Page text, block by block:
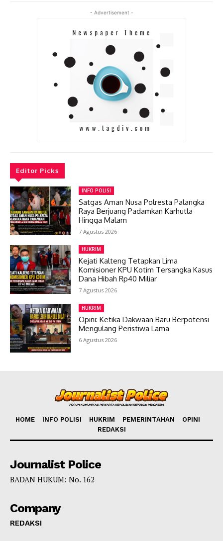
- Advertisement -
Editor Picks
INFO POLISI
Satgas Aman Nusa Polresta Palangka
Raya Berjuang Padamkan Karhutla
Hingga Malam
7 Agustus 2026
HUKRIM
Kejati Kalteng Tetapkan Lima
Komisioner KPU Kotim Tersangka Kasus
Dana Hibah Rp40 Miliar
7 Agustus 2026
HUKRIM
Opini: Ketika Dakwaan Baru Berpotensi
Mengulang Peristiwa Lama
6 Agustus 2026
HOME INFO POLISI HUKRIM PEMERINTAHAN
OPINI
REDAKSI
Journalist Police
BADAN HUKUM: No. 162
Company
REDAKSI